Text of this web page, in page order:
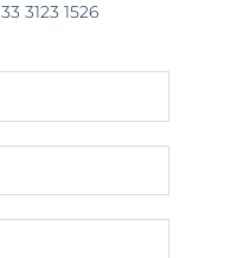
33 3123 1526